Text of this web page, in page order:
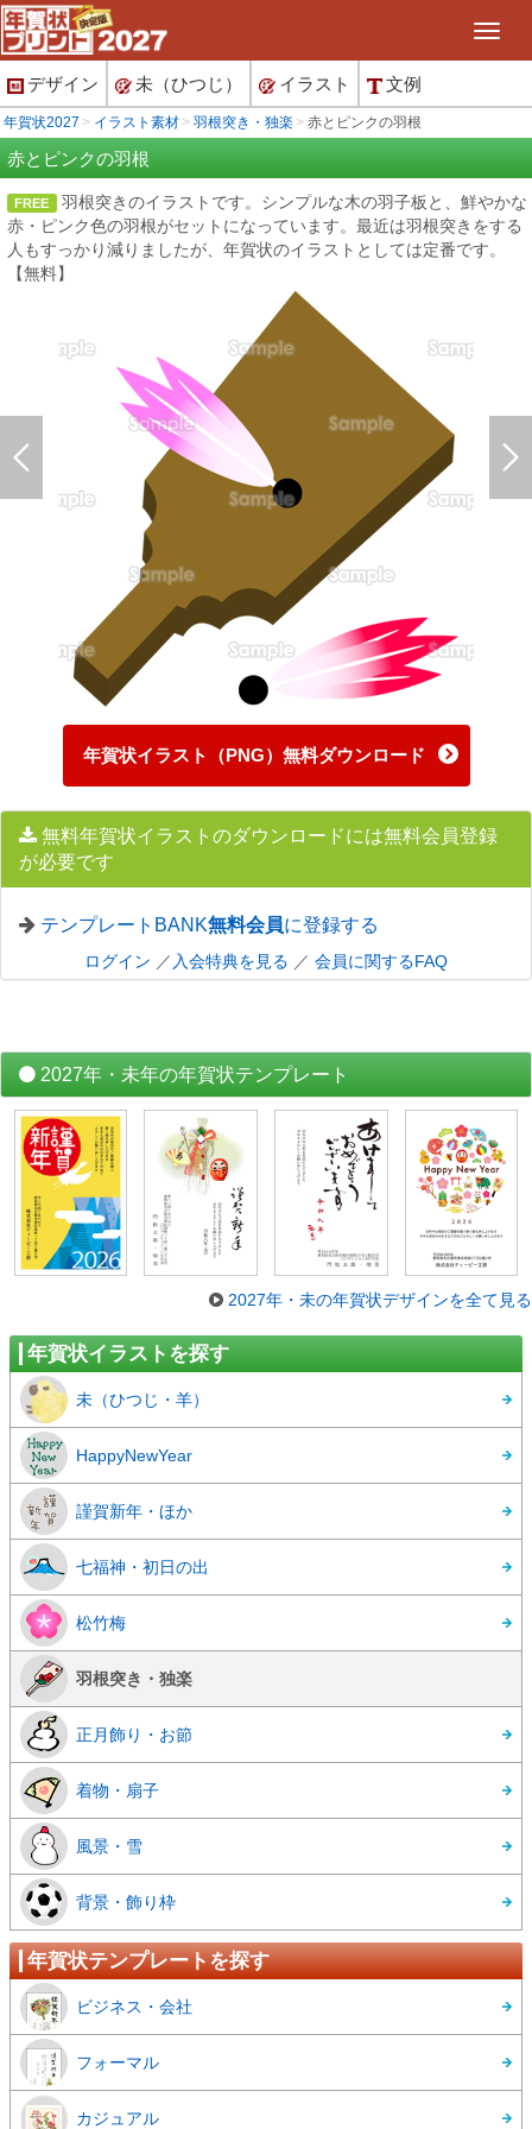
デザイン 未（ひつじ） イラスト 文例
年賀状2027 イラスト素材 羽根突き・独楽 赤とピンクの羽根
赤とピンクの羽根
FREE 羽根突きのイラストです。シンプルな木の羽子板と、鮮やかな
赤・ピンク色の羽根がセットになっています。最近は羽根突きをする
人もすっかり減りましたが、年賀状のイラストとしては定番です。
【無料】
年賀状イラスト（PNG）無料ダウンロード
無料年賀状イラストのダウンロードには無料会員登録
が必要です
テンプレートBANK無料会員に登録する
ログイン ／ 入会特典を見る ／ 会員に関するFAQ
2027年・未年の年賀状テンプレート
2027年・未の年賀状デザインを全て見る
年賀状イラストを探す
未（ひつじ・羊）
HappyNewYear
謹賀新年・ほか
七福神・初日の出
松竹梅
羽根突き・独楽
正月飾り・お節
着物・扇子
風景・雪
背景・飾り枠
年賀状テンプレートを探す
ビジネス・会社
フォーマル
カジュアル